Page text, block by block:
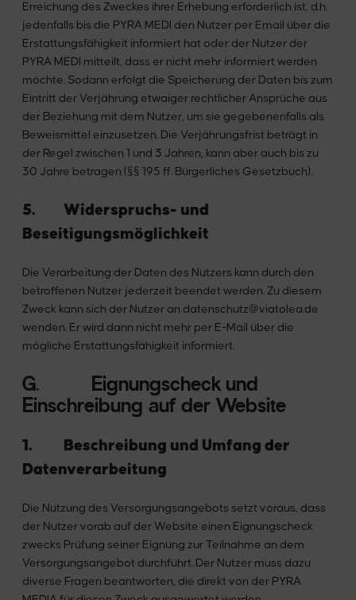
Erreichung des Zweckes ihrer Erhebung erforderlich ist, d.h.
jedenfalls bis die PYRA MEDI den Nutzer per Email über die
Erstattungsfähigkeit informiert hat oder der Nutzer der
PYRA MEDI mitteilt, dass er nicht mehr informiert werden
möchte. Sodann erfolgt die Speicherung der Daten bis zum
Eintritt der Verjährung etwaiger rechtlicher Ansprüche aus
der Beziehung mit dem Nutzer, um sie gegebenenfalls als
Beweismittel einzusetzen. Die Verjährungsfrist beträgt in
der Regel zwischen 1 und 3 Jahren, kann aber auch bis zu
30 Jahre betragen (§§ 195 ff. Bürgerliches Gesetzbuch).
5. Widerspruchs- und
Beseitigungsmöglichkeit
Die Verarbeitung der Daten des Nutzers kann durch den
betroffenen Nutzer jederzeit beendet werden. Zu diesem
Zweck kann sich der Nutzer an datenschutz@viatolea.de
wenden. Er wird dann nicht mehr per E-Mail über die
mögliche Erstattungsfähigkeit informiert.
G. Eignungscheck und
Einschreibung auf der Website
1. Beschreibung und Umfang der
Datenverarbeitung
Die Nutzung des Versorgungsangebots setzt voraus, dass
der Nutzer vorab auf der Website einen Eignungscheck
zwecks Prüfung seiner Eignung zur Teilnahme an dem
Versorgungsangebot durchführt. Der Nutzer muss dazu
diverse Fragen beantworten, die direkt von der PYRA